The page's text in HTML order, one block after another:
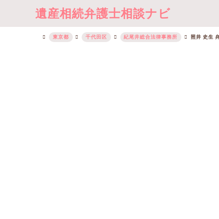
遺産相続弁護士相談ナビ
東京都 千代田区 紀尾井総合法律事務所 照井 史生